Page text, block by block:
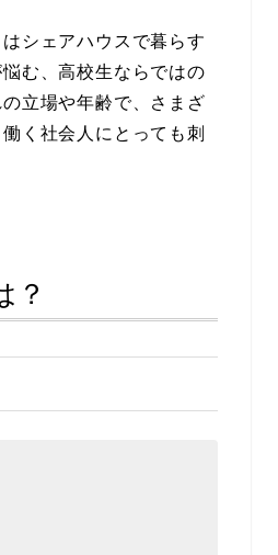
シェアハウスで暮らす
む、高校生ならではの
立場や年齢で、さまざ
く社会人にとっても刺
？